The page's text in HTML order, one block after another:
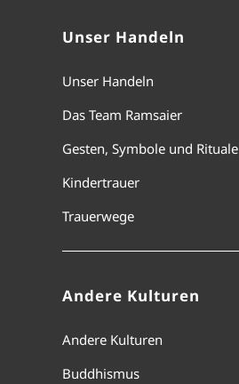
Unser Handeln
Unser Handeln
Das Team Ramsaier
Gesten, Symbole und Rituale
Kindertrauer
Trauerwege
Andere Kulturen
Andere Kulturen
Buddhismus